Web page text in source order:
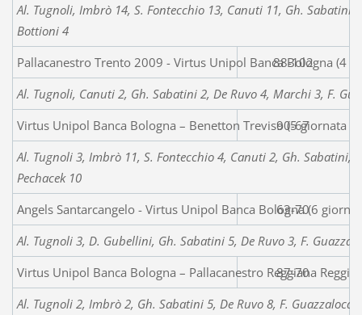
Al. Tugnoli, Imbrò 14, S. Fontecchio 13, Canuti 11, Gh. Sabatini,
Bottioni 4
Pallacanestro Trento 2009 - Virtus Unipol Banca Bologna (4
88-102
Al. Tugnoli, Canuti 2, Gh. Sabatini 2, De Ruvo 4, Marchi 3, F.
Virtus Unipol Banca Bologna – Benetton Treviso (5 giornata -
90-67
Al. Tugnoli 3, Imbrò 11, S. Fontecchio 4, Canuti 2, Gh. Sabatini,
Pechacek 10
Angels Santarcangelo - Virtus Unipol Banca Bologna (6
63-70
Al. Tugnoli 3, D. Gubellini, Gh. Sabatini 5, De Ruvo 3, F.
Virtus Unipol Banca Bologna – Pallacanestro Reggiana
87-70
Al. Tugnoli 2, Imbrò 2, Gh. Sabatini 5, De Ruvo 8, F.